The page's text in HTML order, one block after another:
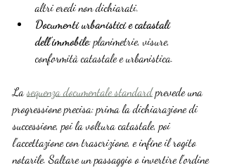
altri eredi non dichiarati.
Documenti urbanistici e catastali
dell’immobile: planimetrie, visure,
conformità catastale e urbanistica.
La sequenza documentale standard prevede una
progressione precisa: prima la dichiarazione di
successione, poi la voltura catastale, poi
l’accettazione con trascrizione, e infine il rogito
notarile. Saltare un passaggio o invertire l’ordine